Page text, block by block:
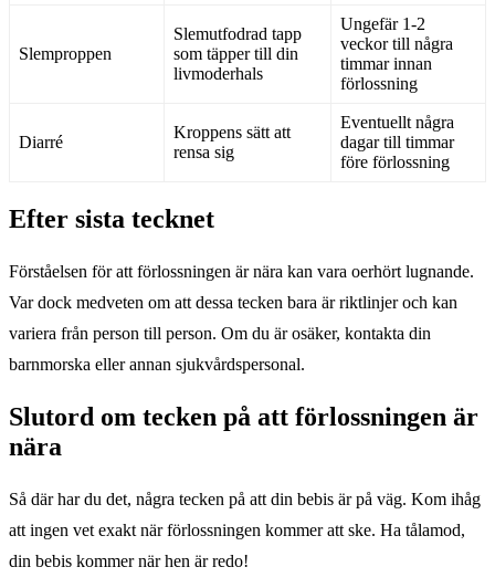
Slemproppen
Slemutfodrad tapp
som täpper till din
livmoderhals
Ungefär 1-2
veckor till några
timmar innan
förlossning
Diarré
Kroppens sätt att
rensa sig
Eventuellt några
dagar till timmar
före förlossning
Efter sista tecknet
Förståelsen för att förlossningen är nära kan vara oerhört lugnande.
Var dock medveten om att dessa tecken bara är riktlinjer och kan
variera från person till person. Om du är osäker, kontakta din
barnmorska eller annan sjukvårdspersonal.
Slutord om tecken på att förlossningen är
nära
Så där har du det, några tecken på att din bebis är på väg. Kom ihåg
att ingen vet exakt när förlossningen kommer att ske. Ha tålamod,
din bebis kommer när hen är redo!